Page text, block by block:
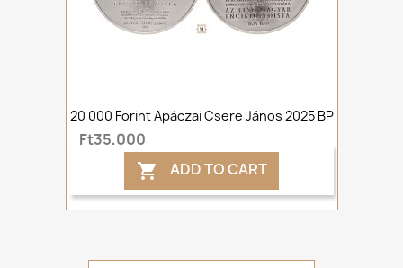
20 000 Forint Apáczai Csere János 2025 BP
Ft35,000
 ADD TO CART